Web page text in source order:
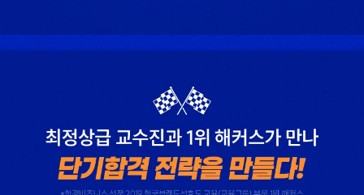
해커스에서 시작했으면
더 빨리 합격하지
않았을까 생각하고,
주변 분들에게도
해커스 여지훈
평가사님의 기출강의와
GS를 통해 넉넉한 실무
점수를 받으며 합격할 수